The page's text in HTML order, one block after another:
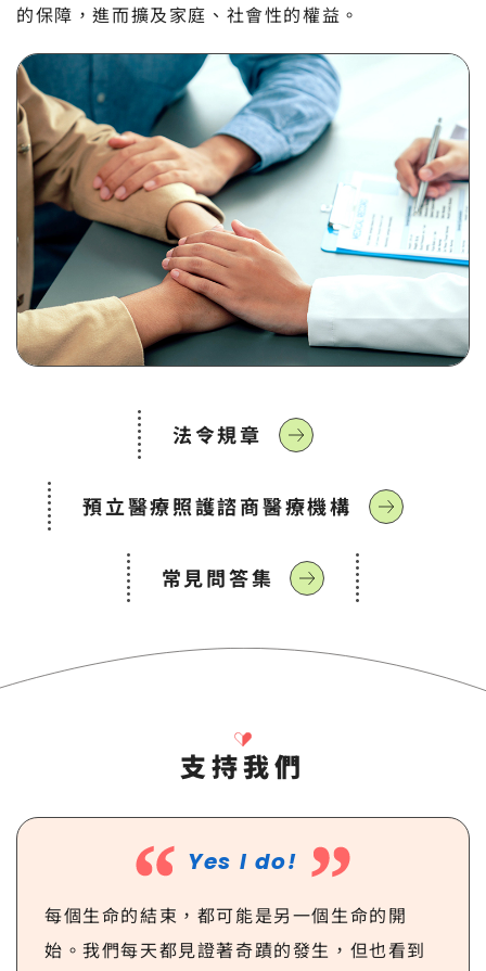
的保障，進而擴及家庭、社會性的權益。
法令規章
預立醫療照護諮商醫療機構
常見問答集
支持我們
Yes I do!
每個生命的結束，都可能是另一個生命的開
始。我們每天都見證著奇蹟的發生，但也看到